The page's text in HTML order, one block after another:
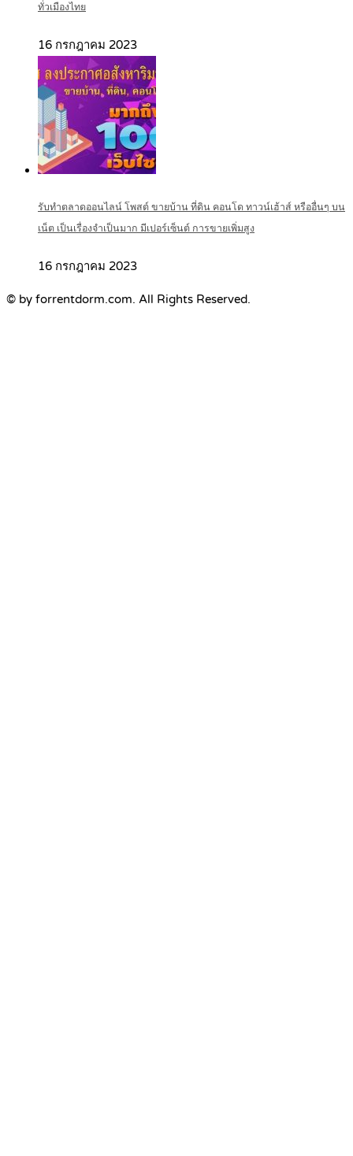
ทั่วเมืองไทย
16 กรกฎาคม 2023
รับทำตลาดออนไลน์ โพสต์ ขายบ้าน ที่ดิน คอนโด ทาวน์เฮ้าส์ หรืออื่นๆ บน
เน็ต เป็นเรื่องจำเป็นมาก มีเปอร์เซ็นต์ การขายเพิ่มสูง
16 กรกฎาคม 2023
© by forrentdorm.com. All Rights Reserved.